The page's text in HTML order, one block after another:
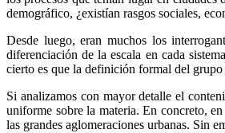
demográfico, ¿existían rasgos sociales,
Desde luego, eran muchos los
diferenciación de la escala en cada
cierto es que la definición formal del grupo
Si analizamos con mayor detalle el
uniforme sobre la materia. En concreto,
las grandes aglomeraciones urbanas. Sin